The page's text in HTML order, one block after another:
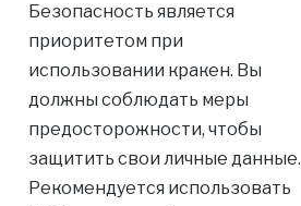
Безопасность является
приоритетом при
использовании кракен. Вы
должны соблюдать меры
предосторожности, чтобы
защитить свои личные данные.
Рекомендуется использовать